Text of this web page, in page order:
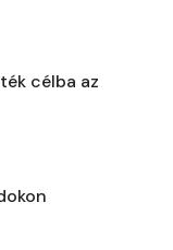
célba az